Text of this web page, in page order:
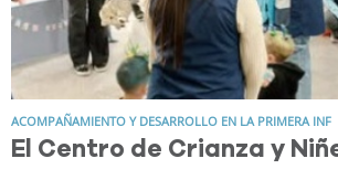
ACOMPAÑAMIENTO Y DESARROLLO EN LA PRIMERA INF
El Centro de Crianza y